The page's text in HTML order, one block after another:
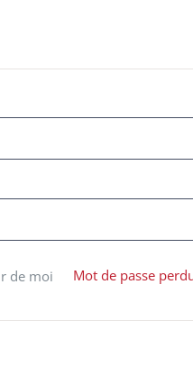
de moi Mot de passe